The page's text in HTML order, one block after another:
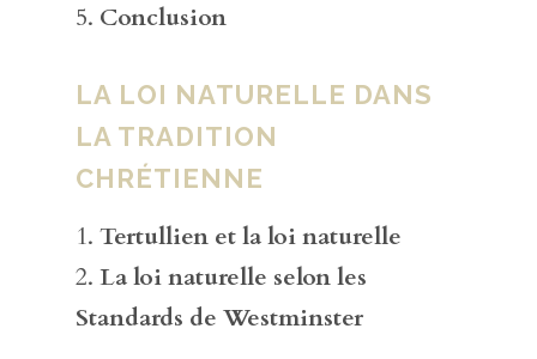
Conclusion
LA LOI NATURELLE DANS
LA TRADITION
CHRÉTIENNE
Tertullien et la loi naturelle
La loi naturelle selon les
Standards de Westminster